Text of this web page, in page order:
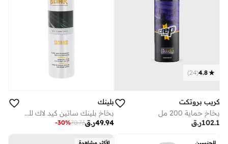
4.8
(
24
)
كريب بروتكت
بخاخ حماية 200 مل
ر.ق102.1
بلينك
بخاخ بلينك ساتين كيد لاك للجلد الحساس
ر.ق49.94
70.73
-30%